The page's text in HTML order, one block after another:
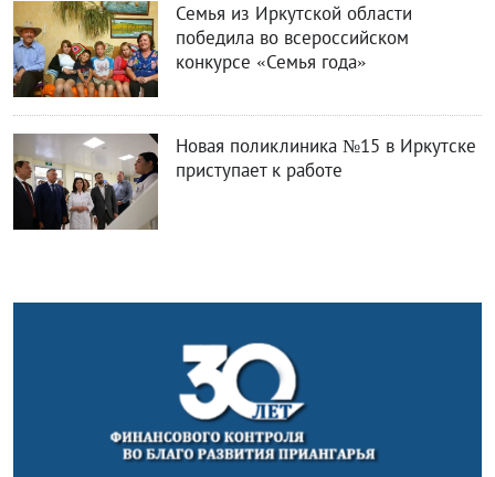
Семья из Иркутской области
победила во всероссийском
конкурсе «Семья года»
Новая поликлиника №15 в Иркутске
приступает к работе